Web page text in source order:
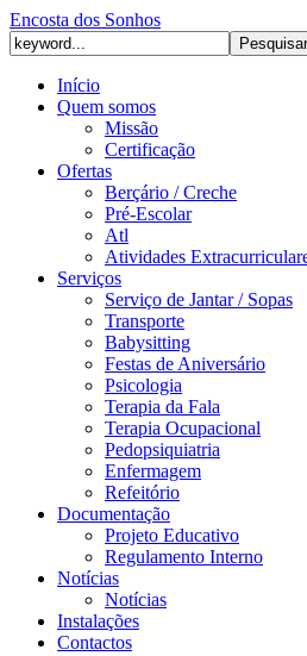
Encosta dos Sonhos
Início
Quem somos
Missão
Certificação
Ofertas
Berçário / Creche
Pré-Escolar
Atl
Atividades
Serviços
Serviço de Jantar / Sopas
Transporte
Babysitting
Festas de Aniversário
Psicologia
Terapia da Fala
Terapia Ocupacional
Pedopsiquiatria
Enfermagem
Refeitório
Documentação
Projeto Educativo
Regulamento Interno
Notícias
Notícias
Instalações
Contactos